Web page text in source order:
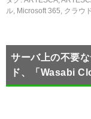
ル, Microsoft 365, クラウ
サーバ上の不要
ド、「Wasabi